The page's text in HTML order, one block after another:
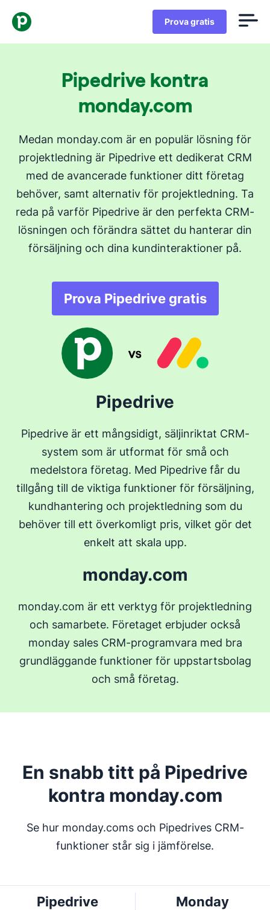
Prova gratis
Pipedrive kontra
monday.com
Medan monday.com är en populär lösning för
projektledning är Pipedrive ett dedikerat CRM
med de avancerade funktioner ditt företag
behöver, samt alternativ för projektledning. Ta
reda på varför Pipedrive är den perfekta CRM-
lösningen och förändra sättet du hanterar din
försäljning och dina kundinteraktioner på.
Prova Pipedrive gratis
Pipedrive
Pipedrive är ett mångsidigt, säljinriktat CRM-
system som är utformat för små och
medelstora företag. Med Pipedrive får du
tillgång till de viktiga funktioner för försäljning,
kundhantering och projektledning som du
behöver till ett överkomligt pris, vilket gör det
enkelt att skala upp.
monday.com
monday.com är ett verktyg för projektledning
och samarbete. Företaget erbjuder också
monday sales CRM-programvara med bra
grundläggande funktioner för uppstartsbolag
och små företag.
En snabb titt på Pipedrive
kontra monday.com
Se hur monday.coms och Pipedrives CRM-
funktioner står sig i jämförelse.
Pipedrive Monday